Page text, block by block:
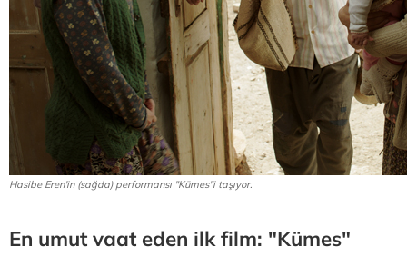
Hasibe Eren'in (sağda) performansı "Kümes"i taşıyor.
En umut vaat eden ilk film: "Kümes"